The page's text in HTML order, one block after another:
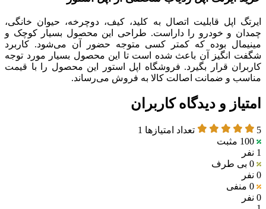
ایرتگ اپل قابلیت اتصال به کلید، کیف، دوچرخه، حیوان خانگی،
چمدان و خودرو را داراست. طراحی این محصول بسیار کوچک و
مینیمال بوده که کمتر کسی متوجه حضور آن می‌شود. کاربرد
شگفت انگیز آن باعث شده است تا این محصول بسیار مورد توجه
کاربران قرار بگیرد. فروشگاه اپل استور این محصول را با قیمت
مناسب و ضمانت اصالت کالا به فروش می‌رساند.
امتیاز و دیدگاه کاربران
5 تعداد امتیازها 1
100 مثبت
1 نفر
0 بی طرف
0 نفر
0 منفی
0 نفر